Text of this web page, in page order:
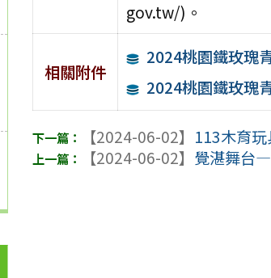
gov.tw/)。
相關附件
2024桃園鐵玫瑰
2024桃園鐵玫瑰
【2024-06-02】 113木育
【2024-06-02】 覺湛舞台